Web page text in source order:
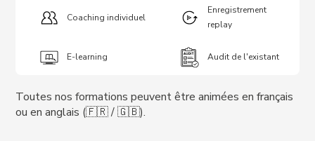
Coaching individuel
Enregistrement
replay
E-learning Audit de l'existant
Toutes nos formations peuvent être animées en français
ou en anglais (🇫🇷 / 🇬🇧).